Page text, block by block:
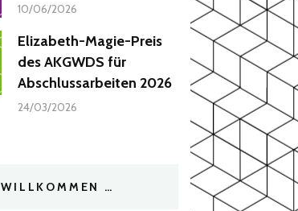
10/06/2026
Elizabeth-Magie-Preis
des AKGWDS für
Abschlussarbeiten 2026
24/03/2026
WILLKOMMEN …